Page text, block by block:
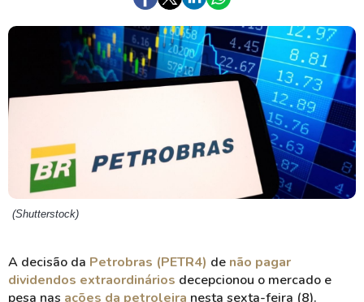
(Shutterstock)
A decisão da Petrobras (PETR4) de não pagar
dividendos extraordinários decepcionou o mercado e
pesa nas ações da petroleira nesta sexta-feira (8).